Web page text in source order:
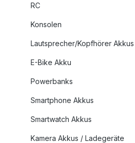
RC
Konsolen
Lautsprecher/Kopfhörer Akkus
E-Bike Akku
Powerbanks
Smartphone Akkus
Smartwatch Akkus
Kamera Akkus / Ladegeräte